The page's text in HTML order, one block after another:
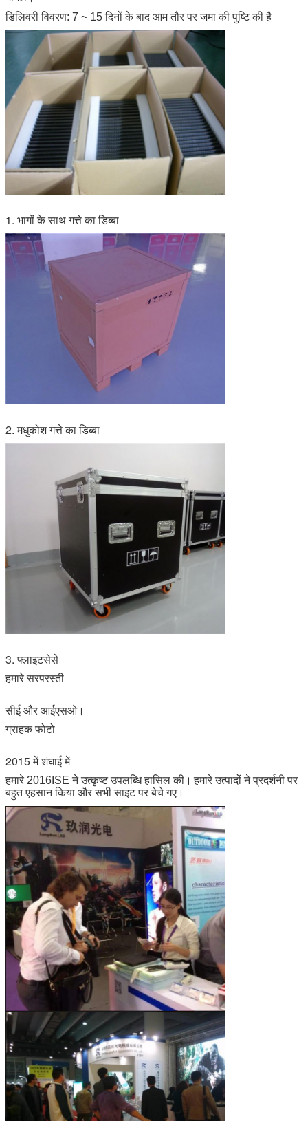
डिलिवरी विवरण: 7 ~ 15 दिनों के बाद आम तौर पर जमा की पुष्टि की है
1. भागों के साथ गत्ते का डिब्बा
2. मधुकोश गत्ते का डिब्बा
3. फ्लाइटसेसे
हमारे सरपरस्ती
सीई और आईएसओ।
ग्राहक फोटो
2015 में शंघाई में
हमारे 2016ISE ने उत्कृष्ट उपलब्धि हासिल की। हमारे उत्पादों ने प्रदर्शनी पर
बहुत एहसान किया और सभी साइट पर बेचे गए।